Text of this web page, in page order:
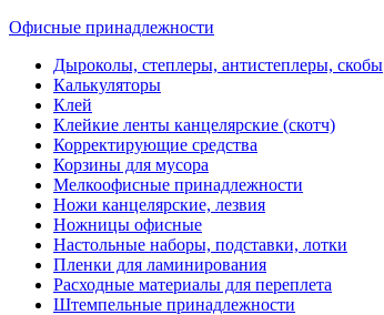
Офисные принадлежности
Дыроколы, степлеры, антистеплеры, скобы
Калькуляторы
Клей
Клейкие ленты канцелярские (скотч)
Корректирующие средства
Корзины для мусора
Мелкоофисные принадлежности
Ножи канцелярские, лезвия
Ножницы офисные
Настольные наборы, подставки, лотки
Пленки для ламинирования
Расходные материалы для переплета
Штемпельные принадлежности